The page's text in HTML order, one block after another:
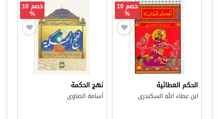
خصم 10
%
الحكم العطائية
ابن عطاء الله السكندرى
خصم 10
%
نهج الحكمة
أسامة الصاوى